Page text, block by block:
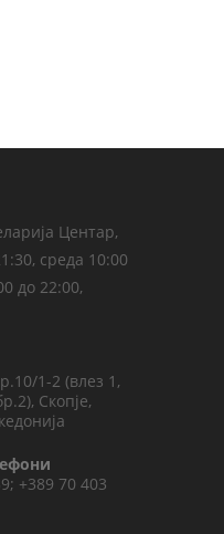
Центар,
среда 10:00
до 22:00,
1-2 (влез 1,
Скопје,
+389 70 403